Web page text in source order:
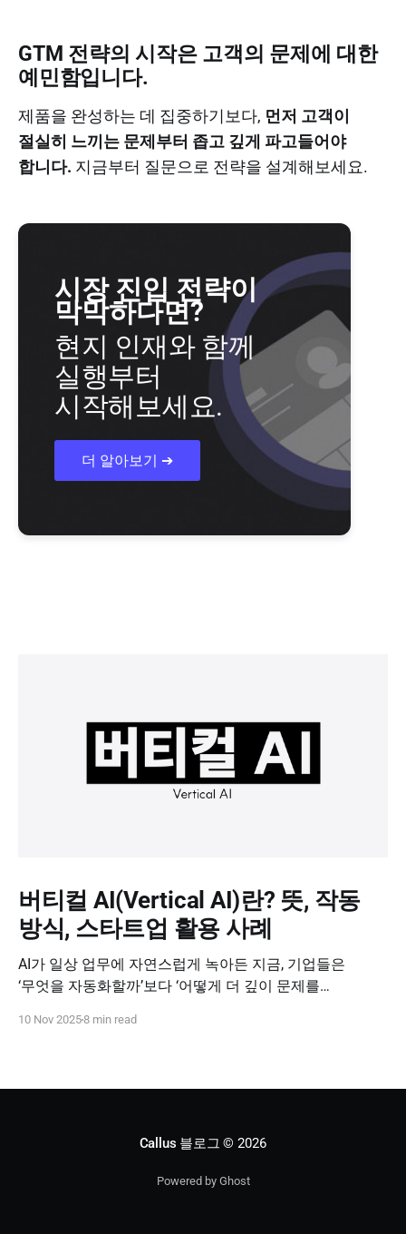
GTM 전략의 시작은 고객의 문제에 대한
예민함입니다.
제품을 완성하는 데 집중하기보다, 먼저 고객이
절실히 느끼는 문제부터 좁고 깊게 파고들어야
합니다. 지금부터 질문으로 전략을 설계해보세요.
시장 진입 전략이
막막하다면?
현지 인재와 함께
실행부터
시작해보세요.
더 알아보기 ➔
버티컬 AI(Vertical AI)란? 뜻, 작동
방식, 스타트업 활용 사례
AI가 일상 업무에 자연스럽게 녹아든 지금, 기업들은
‘무엇을 자동화할까’보다 ‘어떻게 더 깊이 문제를
바로 버티컬 AI(Vertical AI), 즉 특정 산업과 업무 영역에
활용할 수 있는지 살펴보겠습니다.
10 Nov 20258 min read
Callus 블로그 © 2026
Powered by Ghost